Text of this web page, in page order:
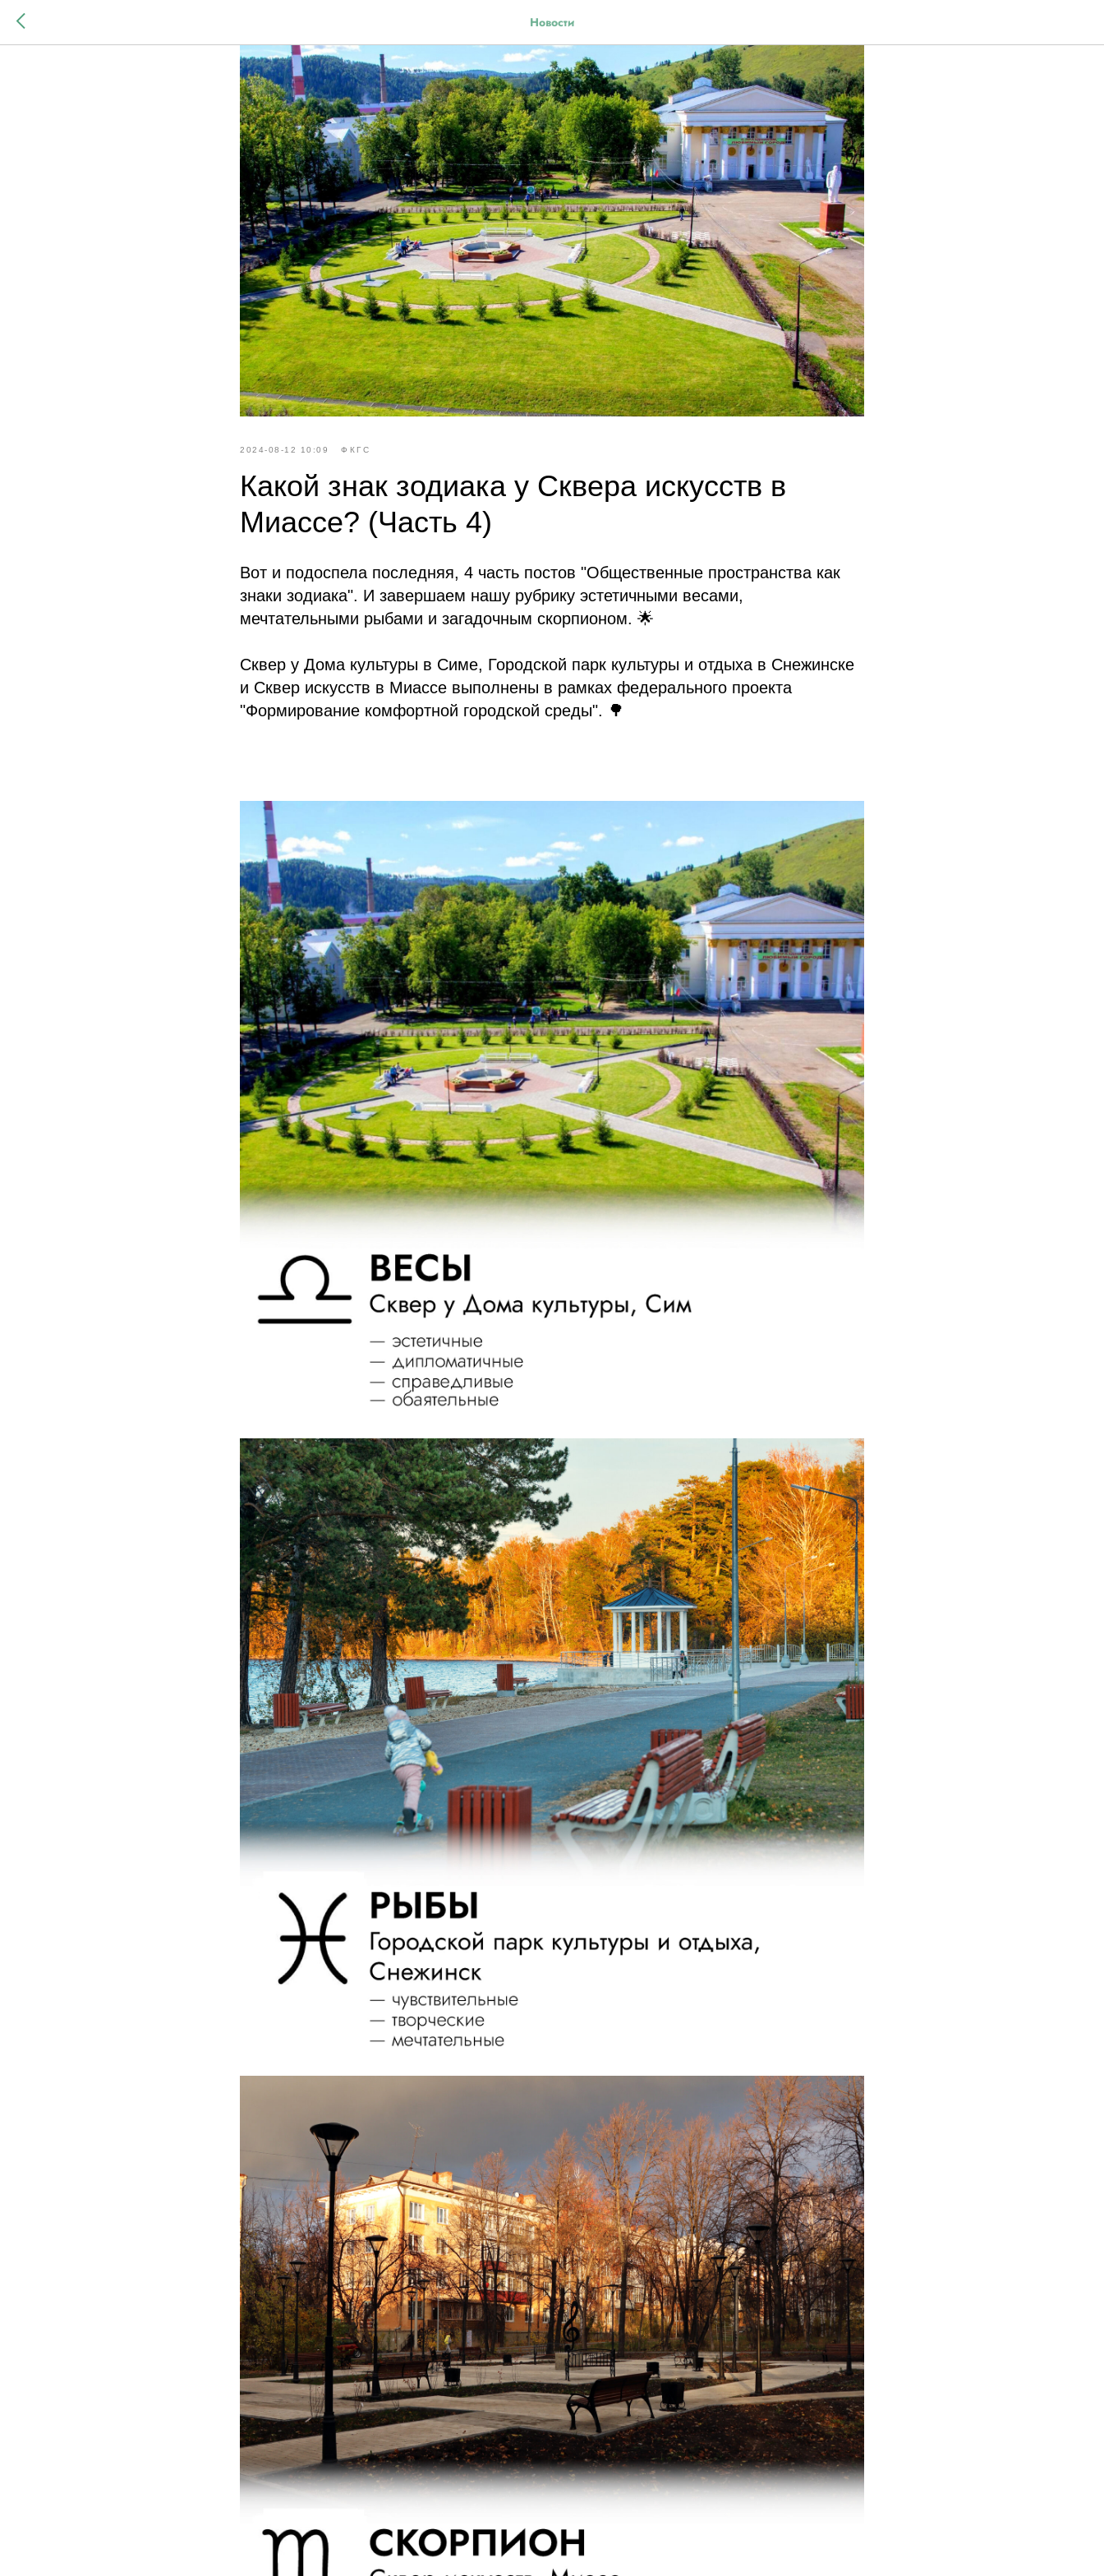
Новости
2024-08-12 10:09 ФКГС
Какой знак зодиака у Сквера искусств в
Миассе? (Часть 4)
Вот и подоспела последняя, 4 часть постов "Общественные пространства как
знаки зодиака". И завершаем нашу рубрику эстетичными весами,
мечтательными рыбами и загадочным скорпионом. 🌟
Сквер у Дома культуры в Симе, Городской парк культуры и отдыха в Снежинске
и Сквер искусств в Миассе выполнены в рамках федерального проекта
"Формирование комфортной городской среды". 🌳